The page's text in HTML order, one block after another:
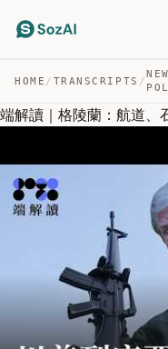
HOME / TRANSCRIPTS /
端解讀｜格陵蘭：航道、